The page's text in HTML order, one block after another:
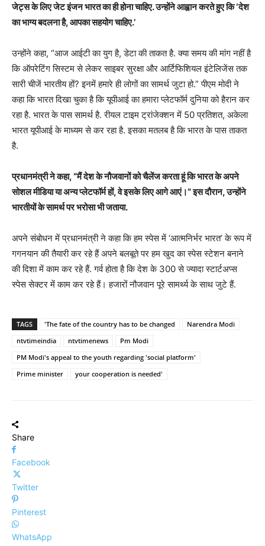
जेट्स के लिए जेट इंजन भारत का ही होना चाहिए. उन्होंने आह्वान करते हुए कि ‘देश
का भाग्य बदलना है, आपका सहयोग चाहिए.’
उन्होंने कहा, “आज आईटी का युग है, डेटा की ताकत है. क्या समय की मांग नहीं है
कि ऑपरेटिंग सिस्टम से लेकर साइबर सुरक्षा और आर्टिफिशियल इंटेलिजेंस तक
सारी चीजें भारतीय हों? इनमें हमारे ही लोगों का सामर्थ जुटा हो.” पीएम मोदी ने
कहा कि भारत दिखा चुका है कि यूपीआई का हमारा प्लेटफॉर्म दुनिया को हैरान कर
रहा है. भारत के पास सामर्थ है. रीयल टाइम ट्रांजेक्शन में 50 प्रतिशत, अकेला
भारत यूपीआई के माध्यम से कर रहा है. इसका मतलब है कि भारत के पास ताकत
है.
प्रधानमंत्री ने कहा, “मैं देश के नौजवानों को चैलेंज करता हूं कि भारत के अपने
सोशल मीडिया या अन्य प्लेटफॉर्म हों, वे इसके लिए आगे आएं।” इस दौरान, उन्होंने
भारतीयों के सामर्थ पर भरोसा भी जताया.
अपने संबोधन में प्रधानमंत्री ने कहा कि हम स्पेस में ‘आत्मनिर्भर भारत’ के रूप में
गगनयान की तैयारी कर रहे हैं अपने बलबूते पर हम खुद का स्पेस स्टेशन बनाने
की दिशा में काम कर रहे हैं. गर्व होता है कि देश के 300 से ज्यादा स्टार्टअप्स
स्पेस सेक्टर में काम कर रहे हैं। हजारों नौजवान पूरे सामर्थ्य के साथ जुटे हैं.
TAGS 'The fate of the country has to be changed
Narendra Modi
ntvtimeindia
ntvtimenews
Pm Modi
PM Modi's appeal to the youth regarding 'social platform'
Prime minister
your cooperation is needed'
Share
Facebook
Twitter
Pinterest
WhatsApp